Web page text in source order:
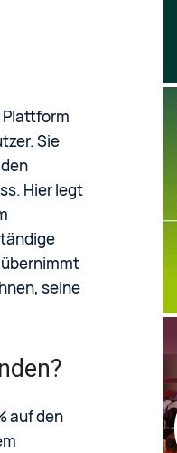
Plattform
Sie
Hier legt
seine
auf den